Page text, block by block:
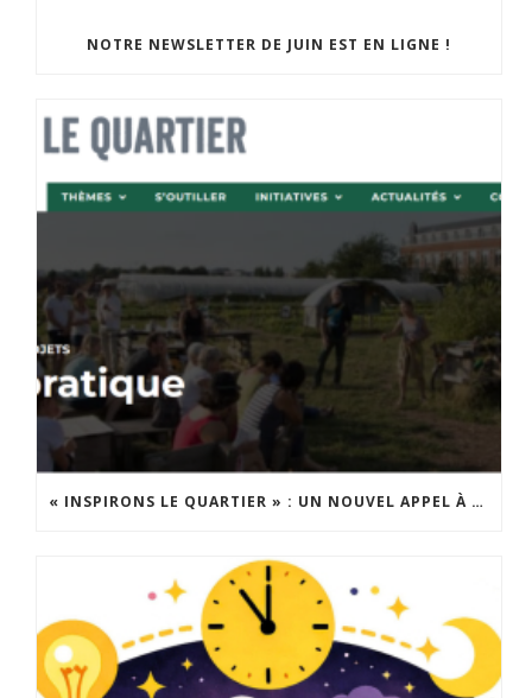
NOTRE NEWSLETTER DE JUIN EST EN LIGNE !
« INSPIRONS LE QUARTIER » : UN NOUVEL APPEL À PROJETS EST LANCÉ !